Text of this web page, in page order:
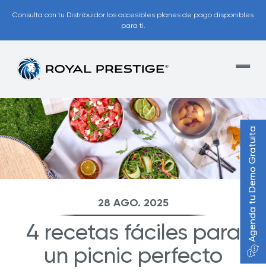
Consulta con tu Distribuidor los accesibles planes de pago disponibles
para ti.
28 AGO. 2025
4 recetas fáciles para
un picnic perfecto
Agenda tu Demo Gratuita